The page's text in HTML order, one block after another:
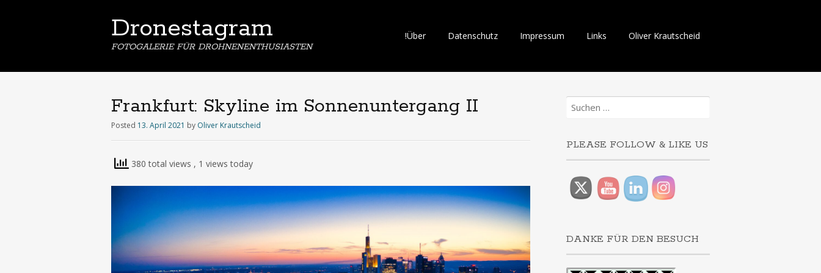
Dronestagram
FOTOGALERIE FÜR DROHNENENTHUSIASTEN
Skip
!Über Datenschutz Impressum Links Oliver Krautscheid
Frankfurt: Skyline im Sonnenuntergang II
Posted 13. April 2021 by Oliver Krautscheid
380 total views , 1 views today
Suchen
nach:
PLEASE FOLLOW & LIKE US
DANKE FÜR DEN BESUCH